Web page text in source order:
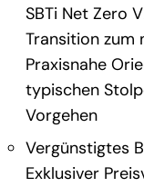
SBTi Net Zero
Transition zum
Praxisnahe
typischen
Vorgehen
Vergünstigtes
Exklusiver